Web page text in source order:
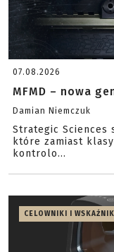
07.08.2026
MFMD – nowa
Damian Niemczuk
Strategic Sciences
które zamiast
kontrolo...
CELOWNIKI I